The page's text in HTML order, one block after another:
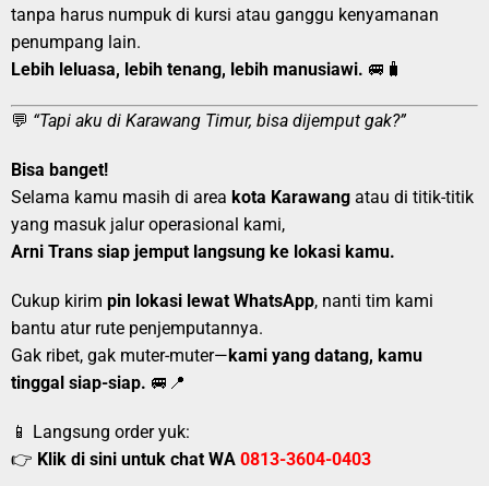
tanpa harus numpuk di kursi atau ganggu kenyamanan
penumpang lain.
Lebih leluasa, lebih tenang, lebih manusiawi. 🚐🧳
💬 “Tapi aku di Karawang Timur, bisa dijemput gak?”
Bisa banget!
Selama kamu masih di area kota Karawang atau di titik-titik
yang masuk jalur operasional kami,
Arni Trans siap jemput langsung ke lokasi kamu.
Cukup kirim pin lokasi lewat WhatsApp, nanti tim kami
bantu atur rute penjemputannya.
Gak ribet, gak muter-muter—kami yang datang, kamu
tinggal siap-siap. 🚐📍
📱 Langsung order yuk:
👉 Klik di sini untuk chat WA 0813-3604-0403